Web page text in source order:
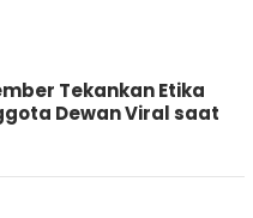
Tekankan Etika
Dewan Viral saat